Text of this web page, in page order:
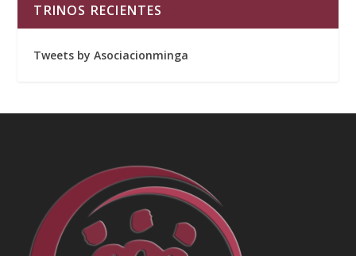
TRINOS RECIENTES
Tweets by Asociacionminga